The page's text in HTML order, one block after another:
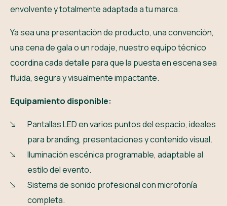
envolvente y totalmente adaptada a tu marca.
Ya sea una presentación de producto, una convención,
una cena de gala o un rodaje, nuestro equipo técnico
coordina cada detalle para que la puesta en escena sea
fluida, segura y visualmente impactante.
Equipamiento disponible:
Pantallas LED en varios puntos del espacio, ideales
para branding, presentaciones y contenido visual.
Iluminación escénica programable, adaptable al
estilo del evento.
Sistema de sonido profesional con microfonía
completa.